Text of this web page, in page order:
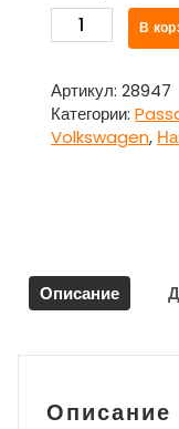
Количество
товара
противотуманной
фары
правая
Volkswagen
Passat
г.в.
В
Артикул: 28947
Категории:
Volkswagen,
Описание
Описание